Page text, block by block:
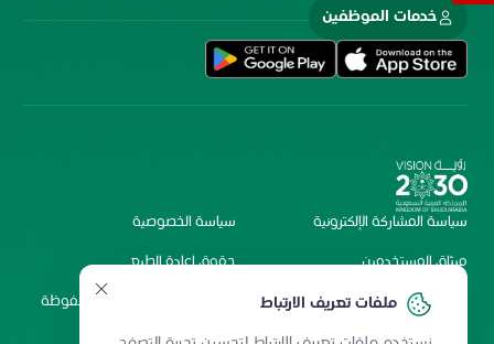
ملفات تعريف الارتباط
خدمات الموظفين
سياسة المشاركة الإلكترونية
سياسة الخصوصية
ميثاق المستخدمين
حقوق إعادة الطبع
شروط الاستخدام
2026 جميع الحقوق محفوظة